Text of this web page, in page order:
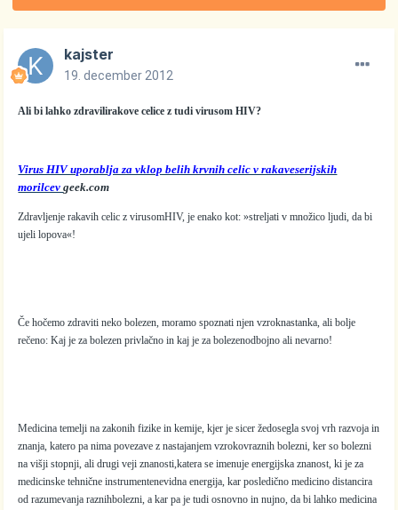
kajster
19. december 2012
Ali bi lahko zdravilirakove celice z tudi virusom HIV?
Virus HIV uporablja za vklop belih krvnih celic v rakaveserijskih
morilcevgeek.com
Zdravljenje rakavih celic z virusomHIV, je enako kot: »streljati v množico ljudi, da bi
ujeli lopova«!
Če hočemo zdraviti neko bolezen, moramo spoznati njen vzroknastanka, ali bolje
rečeno: Kaj je za bolezen privlačno in kaj je za bolezenodbojno ali nevarno!
Medicina temelji na zakonih fizike in kemije, kjer je sicer žedosegla svoj vrh razvoja in
znanja, katero pa nima povezave z nastajanjem vzrokovraznih bolezni, ker so bolezni
na višji stopnji, ali drugi veji znanosti,katera se imenuje energijska znanost, ki je za
medicinske tehnične instrumentenevidna energija, kar posledično medicino distancira
od razumevanja raznihbolezni, a kar pa je tudi osnovno in nujno, da bi lahko medicina